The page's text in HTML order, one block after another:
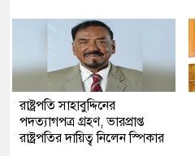
রাষ্ট্রপতি সাহাবুদ্দিনের
পদত্যাগপত্র গ্রহণ, ভারপ্রাপ্ত
রাষ্ট্রপতির দায়িত্ব নিলেন স্পিকার